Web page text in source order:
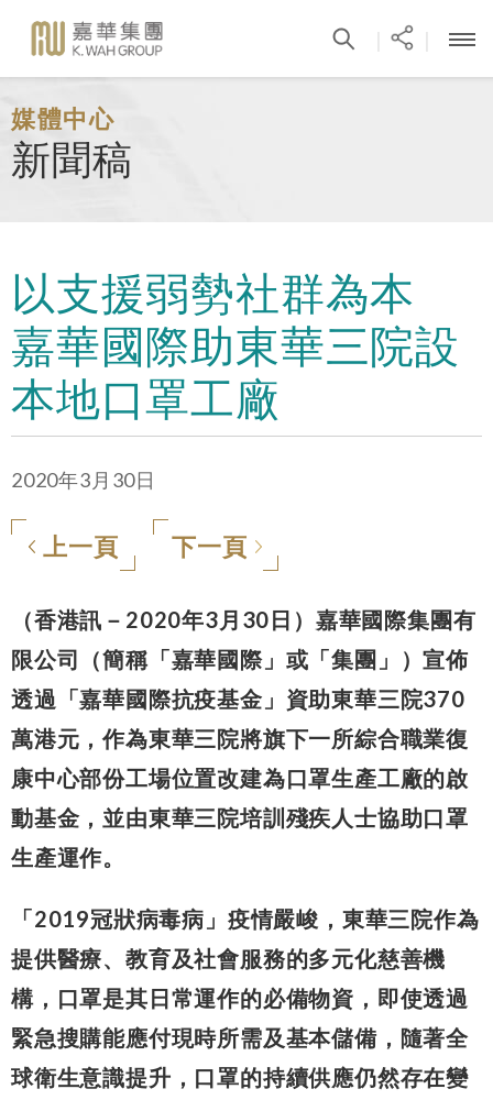
媒體中心
新聞稿
以支援弱勢社群為本
嘉華國際助東華三院設
本地口罩工廠
2020年3月30日
上一頁 下一頁
（香港訊－2020年3月30日）嘉華國際集團有
限公司（簡稱「嘉華國際」或「集團」）宣佈
透過「嘉華國際抗疫基金」資助東華三院370
萬港元，作為東華三院將旗下一所綜合職業復
康中心部份工場位置改建為口罩生產工廠的啟
動基金，並由東華三院培訓殘疾人士協助口罩
生產運作。
「2019冠狀病毒病」疫情嚴峻，東華三院作為
提供醫療、教育及社會服務的多元化慈善機
構，口罩是其日常運作的必備物資，即使透過
緊急搜購能應付現時所需及基本儲備，隨著全
球衛生意識提升，口罩的持續供應仍然存在變